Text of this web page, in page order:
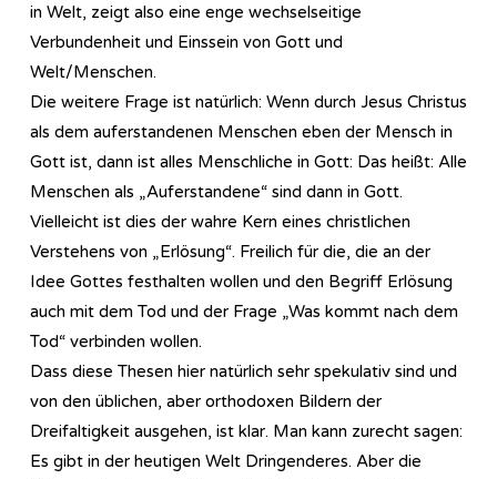
in Welt, zeigt also eine enge wechselseitige
Verbundenheit und Einssein von Gott und
Welt/Menschen.
Die weitere Frage ist natürlich: Wenn durch Jesus Christus
als dem auferstandenen Menschen eben der Mensch in
Gott ist, dann ist alles Menschliche in Gott: Das heißt: Alle
Menschen als „Auferstandene“ sind dann in Gott.
Vielleicht ist dies der wahre Kern eines christlichen
Verstehens von „Erlösung“. Freilich für die, die an der
Idee Gottes festhalten wollen und den Begriff Erlösung
auch mit dem Tod und der Frage „Was kommt nach dem
Tod“ verbinden wollen.
Dass diese Thesen hier natürlich sehr spekulativ sind und
von den üblichen, aber orthodoxen Bildern der
Dreifaltigkeit ausgehen, ist klar. Man kann zurecht sagen:
Es gibt in der heutigen Welt Dringenderes. Aber die